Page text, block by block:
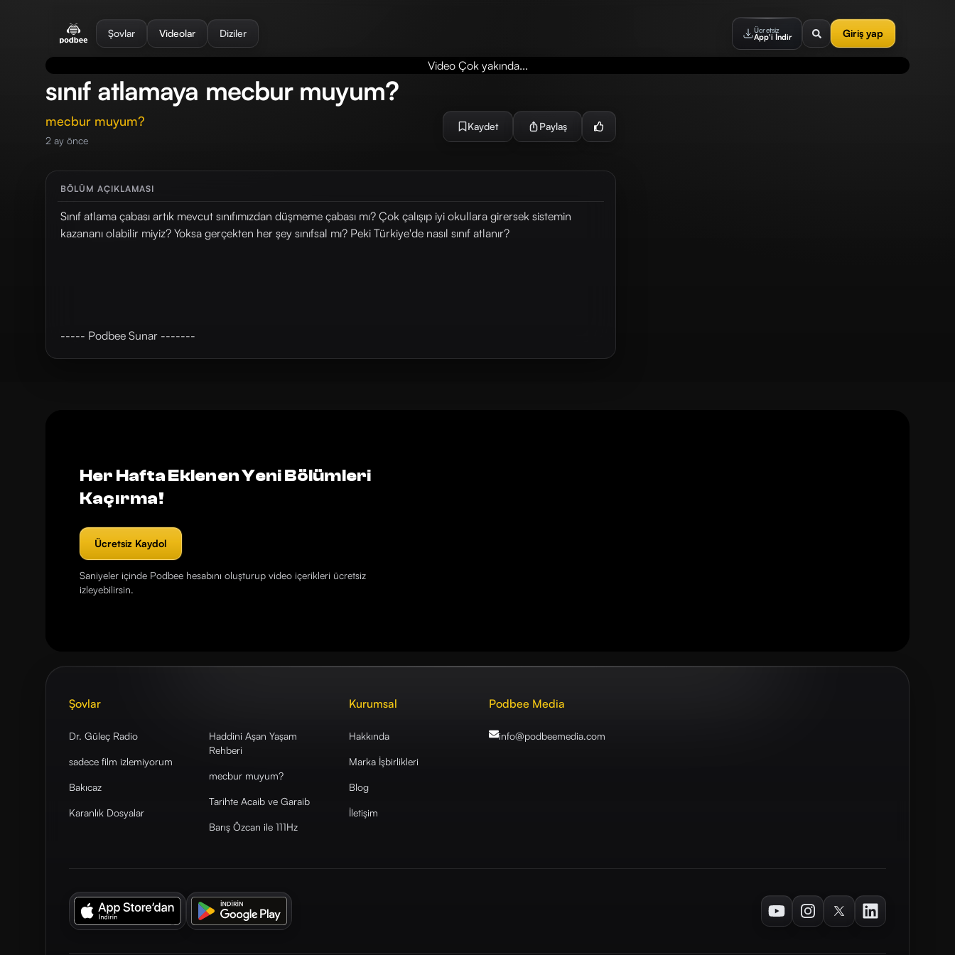
Şovlar Videolar Diziler Ücretsiz
App'i İndir Giriş yap
Video Çok yakında...
sınıf atlamaya mecbur muyum?
mecbur muyum?
2 ay önce
Kaydet Paylaş
BÖLÜM AÇIKLAMASI
Sınıf atlama çabası artık mevcut sınıfımızdan düşmeme çabası mı? Çok çalışıp iyi okullara girersek sistemin
kazananı olabilir miyiz? Yoksa gerçekten her şey sınıfsal mı? Peki Türkiye'de nasıl sınıf atlanır?
----- Podbee Sunar -------
Her Hafta Eklenen Yeni Bölümleri
Kaçırma!
Ücretsiz Kaydol
Saniyeler içinde Podbee hesabını oluşturup video içerikleri ücretsiz
izleyebilirsin.
Şovlar
Dr. Güleç Radio
sadece film izlemiyorum
Bakıcaz
Karanlık Dosyalar
Haddini Aşan Yaşam
Rehberi
mecbur muyum?
Tarihte Acaib ve Garaib
Barış Özcan ile 111Hz
Kurumsal
Hakkında
Marka İşbirlikleri
Blog
İletişim
Podbee Media
info@podbeemedia.com
YoutubeInstagramTwitterLinkedIn